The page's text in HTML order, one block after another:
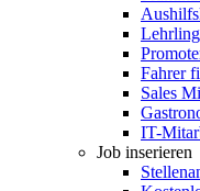
Fahrer
Sales
IT-
Job inserieren